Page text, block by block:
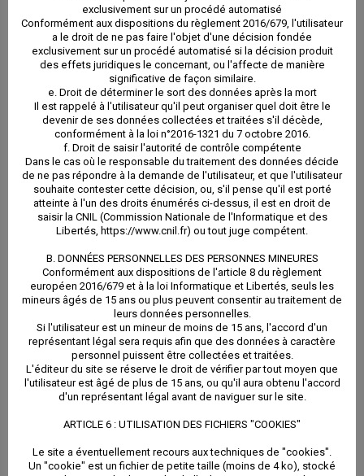
exclusivement sur un procédé automatisé
Conformément aux dispositions du règlement 2016/679, l'utilisateur
a le droit de ne pas faire l'objet d'une décision fondée
exclusivement sur un procédé automatisé si la décision produit
des effets juridiques le concernant, ou l'affecte de manière
significative de façon similaire.
e. Droit de déterminer le sort des données après la mort
Il est rappelé à l'utilisateur qu'il peut organiser quel doit être le
devenir de ses données collectées et traitées s'il décède,
conformément à la loi n°2016-1321 du 7 octobre 2016.
f. Droit de saisir l'autorité de contrôle compétente
Dans le cas où le responsable du traitement des données décide
de ne pas répondre à la demande de l'utilisateur, et que l'utilisateur
souhaite contester cette décision, ou, s'il pense qu'il est porté
atteinte à l'un des droits énumérés ci-dessus, il est en droit de
saisir la CNIL (Commission Nationale de l'Informatique et des
Libertés, https://www.cnil.fr) ou tout juge compétent.
B. DONNÉES PERSONNELLES DES PERSONNES MINEURES
Conformément aux dispositions de l'article 8 du règlement
européen 2016/679 et à la loi Informatique et Libertés, seuls les
mineurs âgés de 15 ans ou plus peuvent consentir au traitement de
leurs données personnelles.
Si l'utilisateur est un mineur de moins de 15 ans, l'accord d'un
représentant légal sera requis afin que des données à caractère
personnel puissent être collectées et traitées.
L'éditeur du site se réserve le droit de vérifier par tout moyen que
l'utilisateur est âgé de plus de 15 ans, ou qu'il aura obtenu l'accord
d'un représentant légal avant de naviguer sur le site.
ARTICLE 6 : UTILISATION DES FICHIERS "COOKIES"
Le site a éventuellement recours aux techniques de "cookies".
Un "cookie" est un fichier de petite taille (moins de 4 ko), stocké